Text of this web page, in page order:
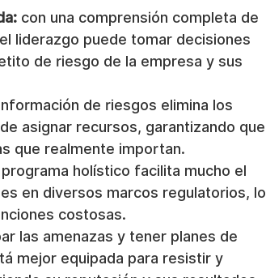
con una comprensión completa de
liderazgo puede tomar decisiones
de riesgo de la empresa y sus
de riesgos elimina los
asignar recursos, garantizando que
que realmente importan.
programa holístico facilita mucho el
en diversos marcos regulatorios, lo
costosas.
las amenazas y tener planes de
mejor equipada para resistir y